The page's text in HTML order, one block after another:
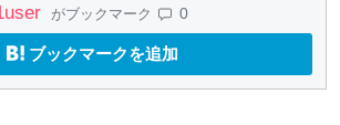
user がブックマーク 0
ブックマークを追加